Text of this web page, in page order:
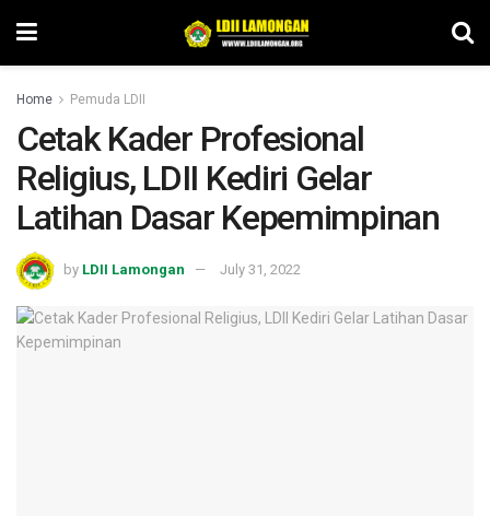
Home Pemuda LDII
Cetak Kader Profesional
Religius, LDII Kediri Gelar
Latihan Dasar Kepemimpinan
by LDII Lamongan July 31, 2022